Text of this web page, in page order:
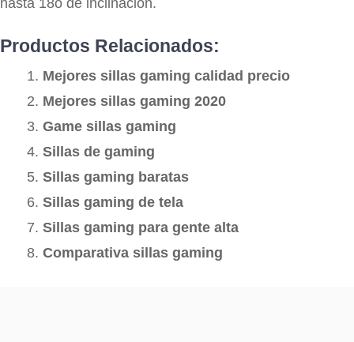
hasta 18o de inclinación.
Productos Relacionados:
Mejores sillas gaming calidad precio
Mejores sillas gaming 2020
Game sillas gaming
Sillas de gaming
Sillas gaming baratas
Sillas gaming de tela
Sillas gaming para gente alta
Comparativa sillas gaming